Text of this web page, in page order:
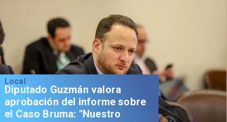
Local
Diputado Guzmán valora
aprobación del informe sobre
el Caso Bruma: "Nuestro